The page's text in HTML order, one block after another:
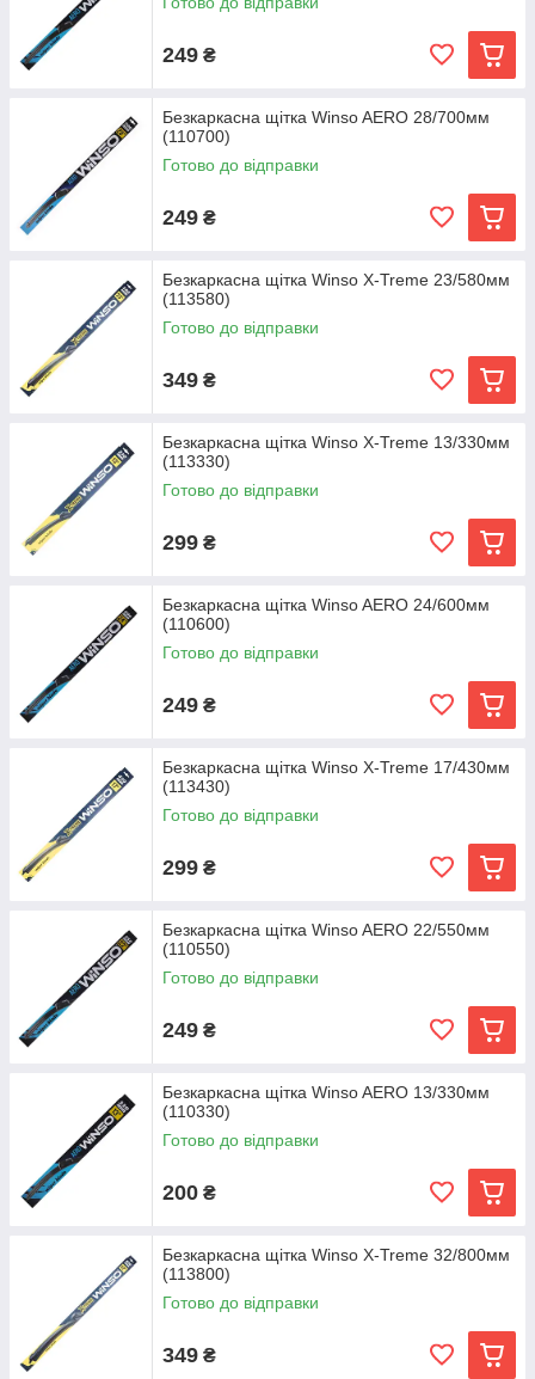
249 ₴
Безкаркасна щітка Winso AERO 28/700мм
(110700)
Готово до відправки
249 ₴
Безкаркасна щітка Winso X-Treme 23/580мм
(113580)
Готово до відправки
349 ₴
Безкаркасна щітка Winso X-Treme 13/330мм
(113330)
Готово до відправки
299 ₴
Безкаркасна щітка Winso AERO 24/600мм
(110600)
Готово до відправки
249 ₴
Безкаркасна щітка Winso X-Treme 17/430мм
(113430)
Готово до відправки
299 ₴
Безкаркасна щітка Winso AERO 22/550мм
(110550)
Готово до відправки
249 ₴
Безкаркасна щітка Winso AERO 13/330мм
(110330)
Готово до відправки
200 ₴
Безкаркасна щітка Winso X-Treme 32/800мм
(113800)
Готово до відправки
349 ₴